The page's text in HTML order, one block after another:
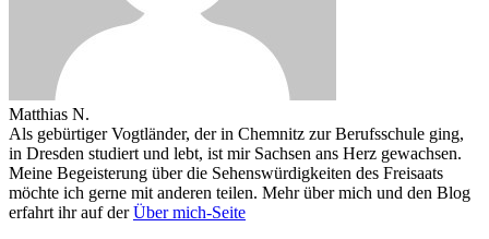
Matthias N.
Als gebürtiger Vogtländer, der in Chemnitz zur Berufsschule ging,
in Dresden studiert und lebt, ist mir Sachsen ans Herz gewachsen.
Meine Begeisterung über die Sehenswürdigkeiten des Freisaats
möchte ich gerne mit anderen teilen. Mehr über mich und den Blog
erfahrt ihr auf derÜber mich-Seite